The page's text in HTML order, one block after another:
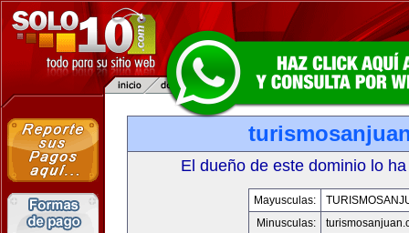
El dueño de este dominio lo
Mayusculas:
Minusculas: